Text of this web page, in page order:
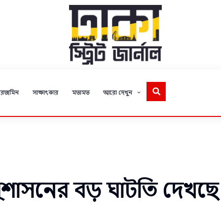
সাক্ষাৎকার মতামত আরো দেখুন
বড় ঘাটতি দেখছে